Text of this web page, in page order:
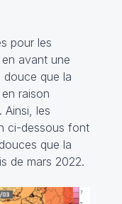
pour les
avant une
que la
raison
Ainsi, les
ci-dessous font
que la
de mars 2022.